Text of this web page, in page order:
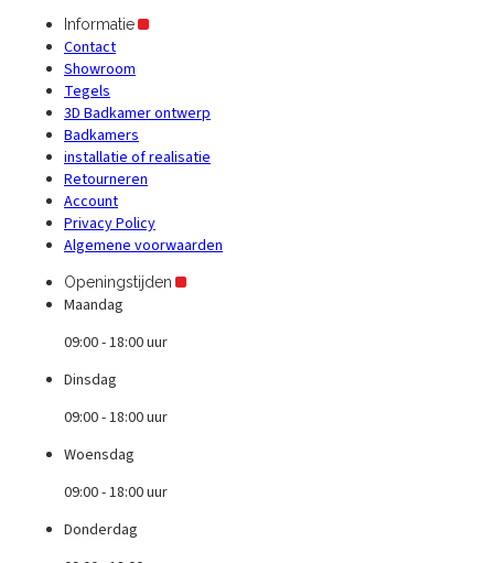
Informatie
Contact
Showroom
Tegels
3D Badkamer ontwerp
Badkamers
installatie of realisatie
Retourneren
Account
Privacy Policy
Algemene voorwaarden
Openingstijden
Maandag
09:00 - 18:00 uur
Dinsdag
09:00 - 18:00 uur
Woensdag
09:00 - 18:00 uur
Donderdag